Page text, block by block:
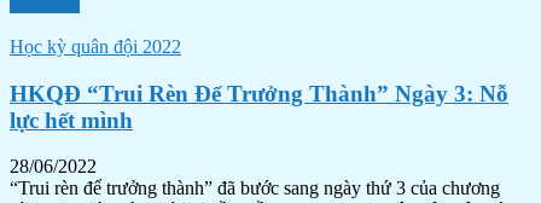
Học kỳ quân đội 2022
HKQĐ “Trui Rèn Để Trưởng Thành” Ngày 3: Nỗ
lực hết mình
28/06/2022
“Trui rèn để trưởng thành” đã bước sang ngày thứ 3 của chương